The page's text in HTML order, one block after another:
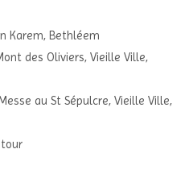
Bethléem
des Oliviers, Vieille Ville,
au St Sépulcre, Vieille Ville,